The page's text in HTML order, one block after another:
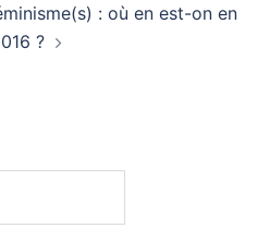
: où en est-on en
?